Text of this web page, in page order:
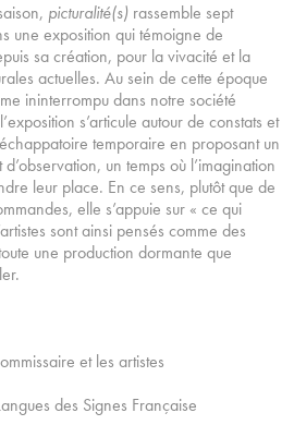
picturalité(s) rassemble sept
une exposition qui témoigne de
sa création, pour la vivacité et la
actuelles. Au sein de cette époque
ininterrompu dans notre société
s’articule autour de constats et
temporaire en proposant un
un temps où l’imagination
leur place. En ce sens, plutôt que de
elle s’appuie sur « ce qui
sont ainsi pensés comme des
une production dormante que
et les artistes
des Signes Française